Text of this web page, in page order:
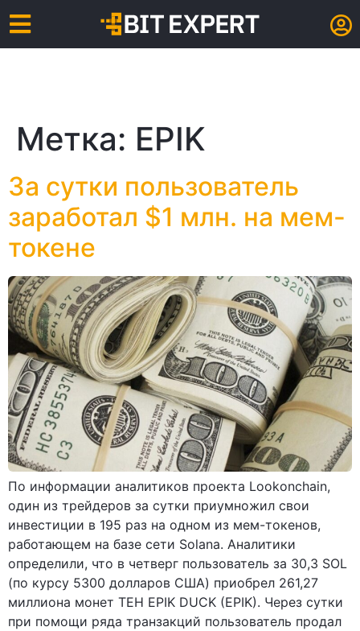
Метка: EPIK
За сутки пользователь
заработал $1 млн. на мем-
токене
По информации аналитиков проекта Lookonchain,
один из трейдеров за сутки приумножил свои
инвестиции в 195 раз на одном из мем-токенов,
работающем на базе сети Solana. Аналитики
определили, что в четверг пользователь за 30,3 SOL
(по курсу 5300 долларов США) приобрел 261,27
миллиона монет TEH EPIK DUCK (EPIK). Через сутки
при помощи ряда транзакций пользователь продал